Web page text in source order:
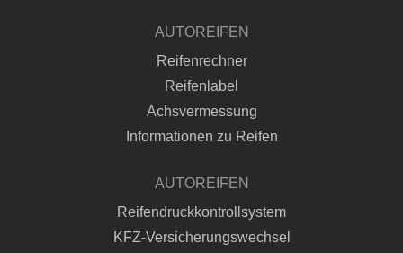
AUTOREIFEN
Reifenrechner
Reifenlabel
Achsvermessung
Informationen zu Reifen
AUTOREIFEN
Reifendruckkontrollsystem
KFZ-Versicherungswechsel